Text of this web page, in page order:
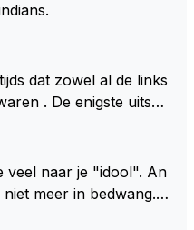
dat zowel al de links
. De enigste uitspr
uitlaat gassen inade
de F1 motor schone
denk echt niet dat de
veel naar je "idool". An
meer in bedwang. Zi